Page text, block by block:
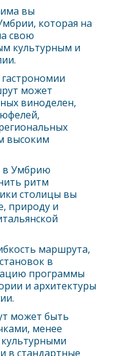
а вы
которая на
свою
культурным и
может
виноделен,
высоким
в Умбрию
ритм
столицы вы
природу и
маршрута,
в
программы
и архитектуры
может быть
менее
в стандартные